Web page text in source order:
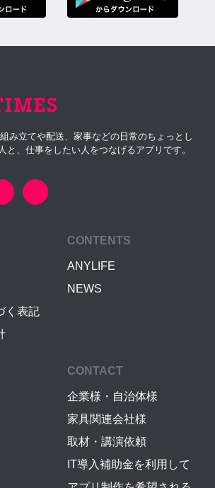
み立てや配送、家事などの日常のちょっとし
と、仕事をしたい人をつなげるアプリです。
く表記
CONTENTS
ANYLIFE
NEWS
CONTACT
企業様・自治体様
家具関連会社様
取材・講演依頼
IT導入補助金を利用して